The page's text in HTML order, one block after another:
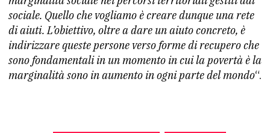
sociale. Quello che vogliamo è creare dunque una rete
di aiuti. L’obiettivo, oltre a dare un aiuto concreto, è
indirizzare queste persone verso forme di recupero che
sono fondamentali in un momento in cui la povertà è la
marginalità sono in aumento in ogni parte del mondo“.